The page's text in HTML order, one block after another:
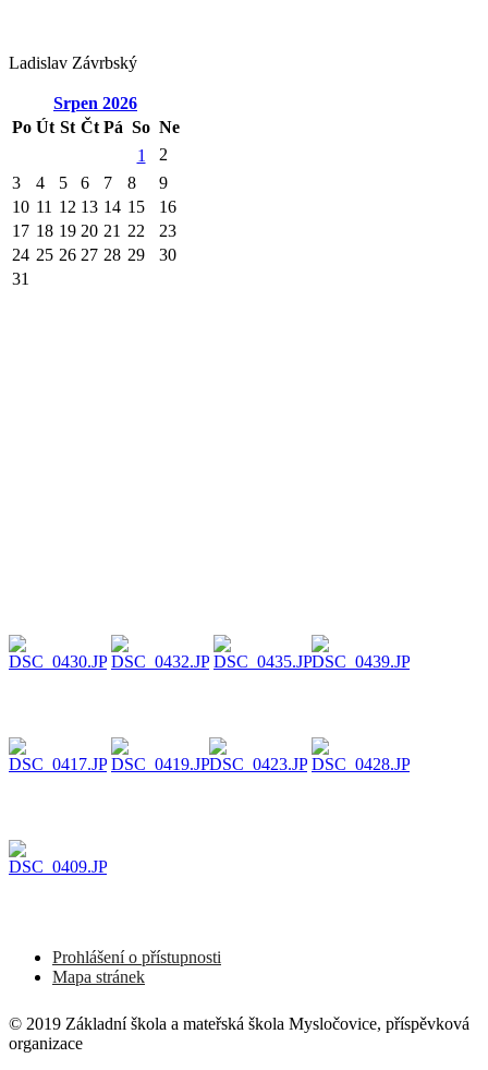
Ladislav Závrbský
Srpen 2026
Po Út St Čt Pá So Ne
1
2
3
4 5 6 7 8
9
10 11 12 13 14 15
16
17 18 19 20 21 22
23
24 25 26 27 28 29
30
31
Prohlášení o přístupnosti
Mapa stránek
© 2019 Základní škola a mateřská škola Mysločovice, příspěvková
organizace